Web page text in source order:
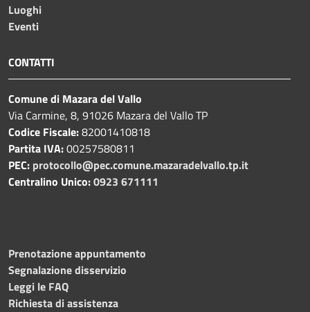
Luoghi
Eventi
CONTATTI
Comune di Mazara del Vallo
Via Carmine, 8, 91026 Mazara del Vallo TP
Codice Fiscale:82001410818
Partita IVA:00257580811
PEC: protocollo@pec.comune.mazaradelvallo.tp.it
Centralino Unico:0923 671111
Prenotazione appuntamento
Segnalazione disservizio
Leggi le FAQ
Richiesta di assistenza